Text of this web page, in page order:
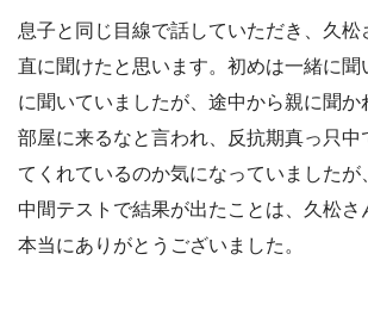
息子と同じ目線で話していただき、久松
直に聞けたと思います。初めは一緒に聞
に聞いていましたが、途中から親に聞か
部屋に来るなと言われ、反抗期真っ只中
てくれているのか気になっていましたが
中間テストで結果が出たことは、久松さ
本当にありがとうございました。